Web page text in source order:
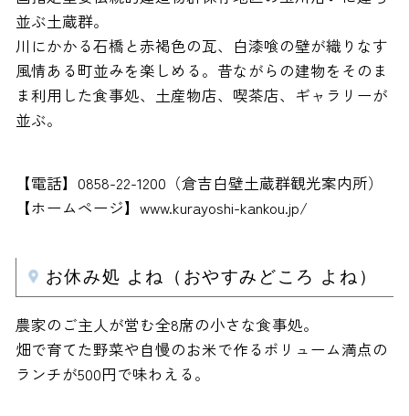
並ぶ土蔵群。
川にかかる石橋と赤褐色の瓦、白漆喰の壁が織りなす
風情ある町並みを楽しめる。昔ながらの建物をそのま
ま利用した食事処、土産物店、喫茶店、ギャラリーが
並ぶ。
【電話】0858-22-1200（倉吉白壁土蔵群観光案内所）
【ホームページ】www.kurayoshi-kankou.jp/
お休み処 よね（おやすみどころ よね）
農家のご主人が営む全8席の小さな食事処。
畑で育てた野菜や自慢のお米で作るボリューム満点の
ランチが500円で味わえる。